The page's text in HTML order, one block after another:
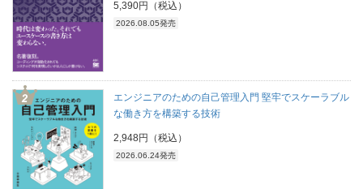
5,390円（税込）
2026.08.05発売
エンジニアのための自己管理入門 堅牢でスケーラブル
な働き方を構築する技術
2,948円（税込）
2026.06.24発売